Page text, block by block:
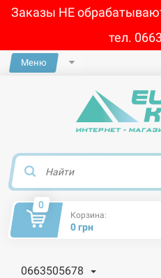
Заказы НЕ
тел.
Меню
0
Корзина:
0 грн
0663505678